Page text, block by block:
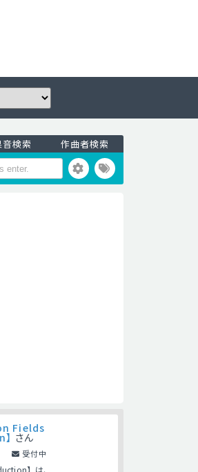
検索 作曲者検索
Fields
さん
受付中
】は、